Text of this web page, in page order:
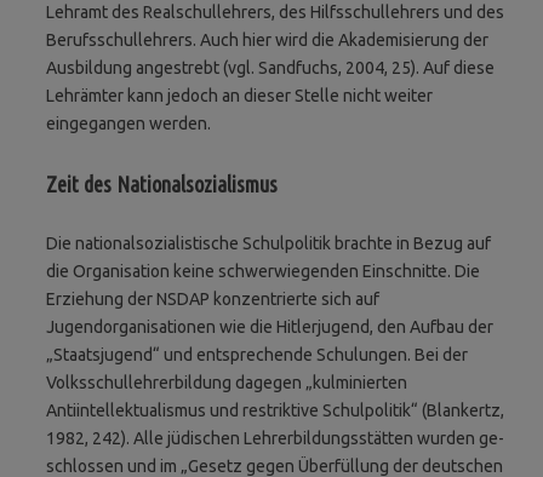
Lehramt des Realschullehrers, des Hilfsschullehrers und des
Berufsschullehrers. Auch hier wird die Akademisierung der
Ausbildung angestrebt (vgl. Sandfuchs, 2004, 25). Auf diese
Lehrämter kann jedoch an dieser Stelle nicht weiter
eingegangen werden.
Zeit des Nationalsozialismus
Die nationalsozialistische Schulpolitik brachte in Bezug auf
die Organisation keine schwerwiegenden Einschnitte. Die
Erziehung der NSDAP konzentrierte sich auf
Jugendorganisationen wie die Hitlerjugend, den Aufbau der
„Staatsjugend“ und entsprechende Schulungen. Bei der
Volksschullehrerbildung dagegen „kulminierten
Antiintellektualismus und restriktive Schulpolitik“ (Blankertz,
1982, 242). Alle jüdischen Lehrerbildungsstätten wurden ge­
schlos­sen und im „Gesetz gegen Überfüllung der deutschen